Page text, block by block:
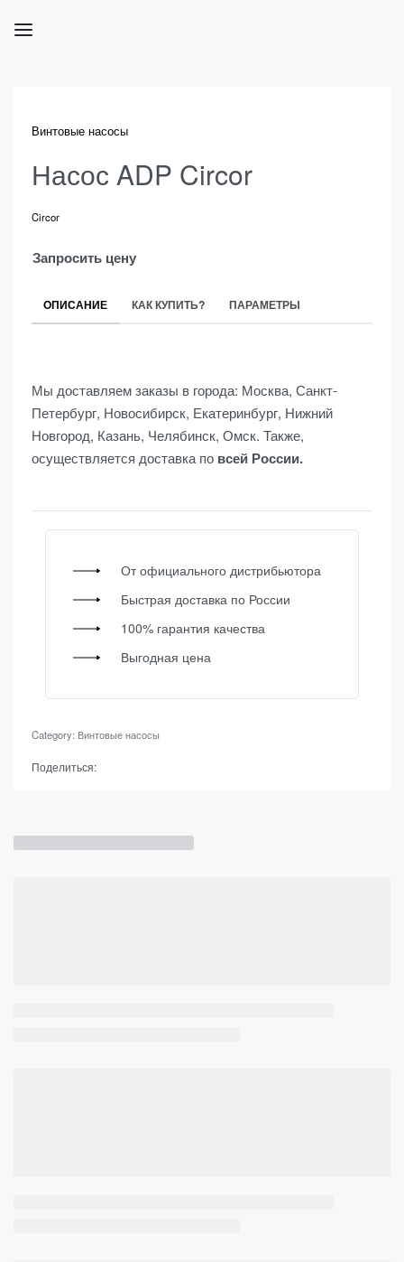
Винтовые насосы
Насос ADP Circor
Circor
Запросить цену
ОПИСАНИЕ КАК КУПИТЬ? ПАРАМЕТРЫ
Мы доставляем заказы в города: Москва, Санкт-
Петербург, Новосибирск, Екатеринбург, Нижний
Новгород, Казань, Челябинск, Омск. Также,
осуществляется доставка по всей России.
От официального дистрибьютора
Быстрая доставка по России
100% гарантия качества
Выгодная цена
Category: Винтовые насосы
Поделиться: